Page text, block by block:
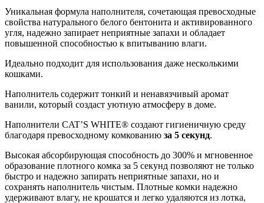
Уникальная формула наполнителя, сочетающая превосходные
свойства натурального белого бентонита и активированного
угля, надежно запирает неприятные запахи и обладает
повышенной способностью к впитыванию влаги.
Идеально подходит для использования даже несколькими
кошками.
Наполнитель содержит тонкий и ненавязчивый аромат
ванили, который создаст уютную атмосферу в доме.
Наполнители CAT’S WHITE® создают гигиеничную среду
благодаря превосходному комкованию за 5 секунд.
Высокая абсорбирующая способность до 300% и мгновенное
образование плотного комка за 5 секунд позволяют не только
быстро и надежно запирать неприятные запахи, но и
сохранять наполнитель чистым. Плотные комки надежно
удерживают влагу, не крошатся и легко удаляются из лотка,